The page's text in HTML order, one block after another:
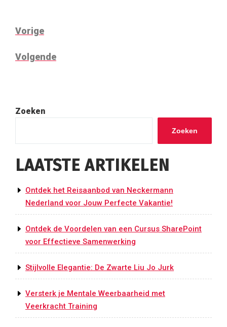
BERICHT
NAVIGATIE
Vorig
Vorige
Volgend
Volgende
Zoeken
Zoeken
LAATSTE ARTIKELEN
Ontdek het Reisaanbod van Neckermann
Nederland voor Jouw Perfecte Vakantie!
Ontdek de Voordelen van een Cursus SharePoint
voor Effectieve Samenwerking
Stijlvolle Elegantie: De Zwarte Liu Jo Jurk
Versterk je Mentale Weerbaarheid met
Veerkracht Training